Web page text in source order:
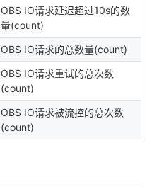
OBS IO请求延迟超过10s的数
量(count)
OBS IO请求的总数量(count)
OBS IO请求重试的总次数
(count)
OBS IO请求被流控的总次数
(count)